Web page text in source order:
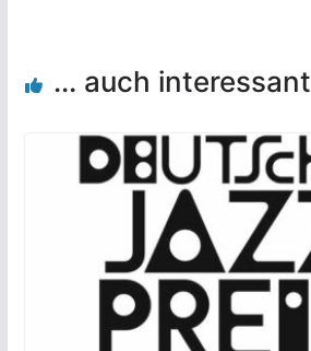
... auch interessant